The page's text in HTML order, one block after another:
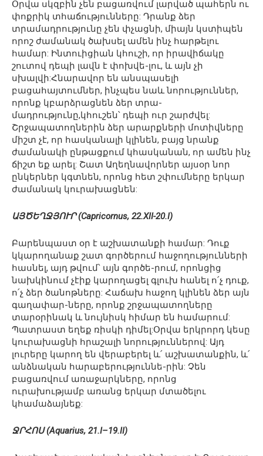
Օրվա սկզբին չեն բացառվում լարված պահերն ու
փոքրիկ տհաճությունները: Դրանք ձեր
տրամադրությունը չեն փչացնի, միայն կստիպեն
որոշ ժամանակ ծախսել ամեն ինչ հարթելու
համար: Ինտուիցիան կհուշի, որ իրավիճակը
շուտով դեպի լավն է փոխվե-լու, և այն չի
սխալվի:Հնարավոր են անսպասելի
բացահայտումներ, ինչպես նաև նորություններ,
որոնք կբարձրացնեն ձեր տրա-
մադրությունը,կհուշեն՝ դեպի ուր շարժվել:
Շրջապատողներին ձեր արարքների մոտիվները
միշտ չէ, որ հասկանալի կլինեն, բայց նրանք
ժամանակի ընթացքում կհասկանան, որ ամեն ինչ
ճիշտ եք արել: Շատ Աղեղնավորներ այսօր նոր
ընկերներ կգտնեն, որոնց հետ շփումները երկար
ժամանակ կուրախացնեն:
ԱՅԾԵՂՋՅՈՒՐ (Capricornus, 22.XII-20.I)
Բարենպաստ օր է աշխատանքի համար: Դուք
կկարողանաք շատ գործերում հաջողությունների
հասնել, այդ թվում՝ այն գործե-րում, որոնցից
նախկինում չէիք կարողացել գլուխ հանել ո՛չ դուք,
ո՛չ ձեր ծանոթները: Հաճախ հաջող կլինեն ձեր այն
գաղափար-ները, որոնք շրջապատողները
տարօրինակ և նույնիսկ հիմար են համարում:
Պատրաստ եղեք ռիսկի դիմել:Օրվա երկրորդ կեսը
կուրախացնի հրաշալի նորություններով: Այդ
լուրերը կարող են վերաբերել և՛ աշխատանքին, և՛
անձնական հարաբերություննե-րին: Չեն
բացառվում առաջարկները, որոնց
ուրախությամբ առանց երկար մտածելու
կհամաձայնեք:
ՋՐՀՈՍ (Aquarius, 21.I–19.II)